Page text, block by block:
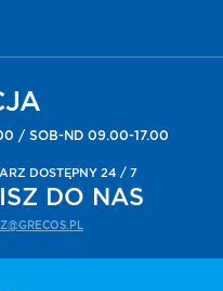
/ SOB-ND 09.00-17.00
DOSTĘPNY 24 / 7
DO NAS